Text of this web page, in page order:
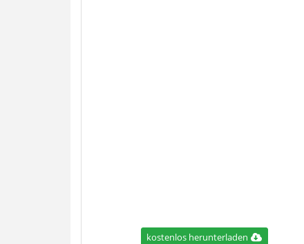
kostenlos herunterladen